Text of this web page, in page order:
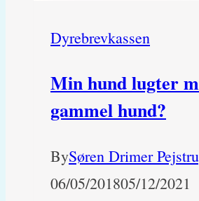
Dyrebrevkassen
Min hund lugter
gammel hund?
BySøren Drimer
06/05/201805/12/2021